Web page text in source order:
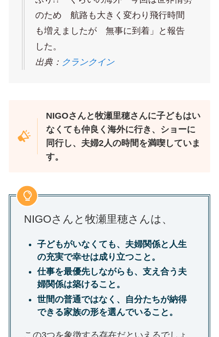
のため 航路も大きく変わり飛行時間
も増えましたが 無事に到着」と報告
した。
出典： クランクイン
NIGOさんと牧瀬里穂さんに子どもはい
なくても仲良く海外に行き、ショーに
同行し、夫婦2人の時間を満喫していま
す。
NIGOさんと牧瀬里穂さんは、
子どもがいなくても、夫婦関係と人生
の充実で幸せは成り立つこと。
仕事を最優先しながらも、支え合う夫
婦関係は築けること。
世間の普通ではなく、自分たちが納得
できる家族の形を選んでいること。
この3つを象徴する存在だといえるでしょ